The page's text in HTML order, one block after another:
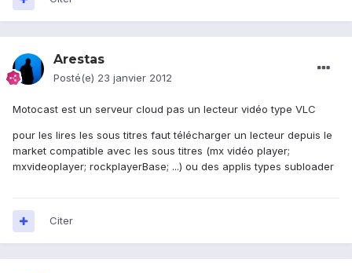
Arestas
Posté(e) 23 janvier 2012
Motocast est un serveur cloud pas un lecteur vidéo type VLC
pour les lires les sous titres faut télécharger un lecteur depuis le
market compatible avec les sous titres (mx vidéo player;
mxvideoplayer; rockplayerBase; ...) ou des applis types subloader
Citer